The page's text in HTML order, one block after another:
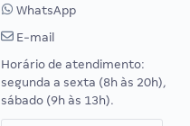
WhatsApp
E-mail
Horário de atendimento:
segunda a sexta (8h às 20h),
sábado (9h às 13h).